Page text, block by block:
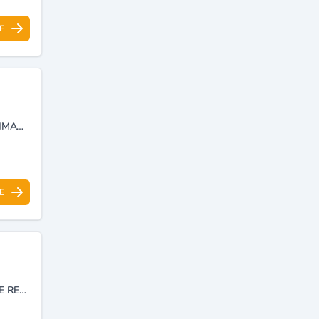
INSTALLATION, MAINTENANCE ET DÉPANNAGE DES SYSTÈMES DE CLIMATISATION, RÉFRIGÉRATION ET VENTILATION POUR LES PROFESSIONNELS ET PARTICULIERS.
VENTE PIÈCES DE RECHANGE CHAUD ET FROID,VENTE MATÉRIELLE DE RESTAURATION RAPIDE